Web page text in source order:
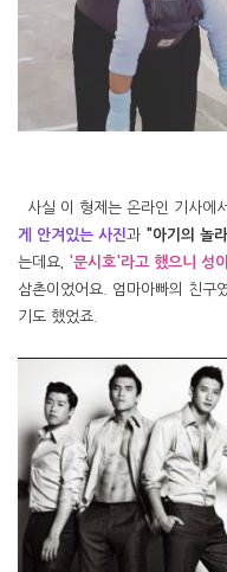
사실 이 형제는 온라인 기사에
게 안겨있는 사진과 "아기의 놀
는데요
'문시호'라고 했으니 성
삼촌이었어요. 엄마아빠의 친구
기도 했었죠.